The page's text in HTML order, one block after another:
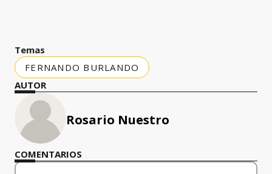
Temas
FERNANDO BURLANDO
AUTOR
Rosario Nuestro
COMENTARIOS